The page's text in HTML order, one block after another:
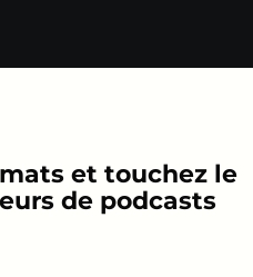
et touchez le
de podcasts